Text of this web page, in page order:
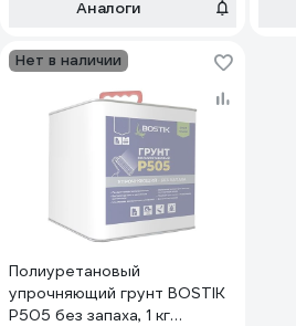
Аналоги
Нет в наличии
Полиуретановый
упрочняющий грунт BOSTIK
P505 без запаха, 1 кг